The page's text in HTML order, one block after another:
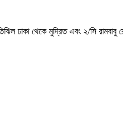
ঢাকা থেকে মুদ্রিত এবং ২/সি